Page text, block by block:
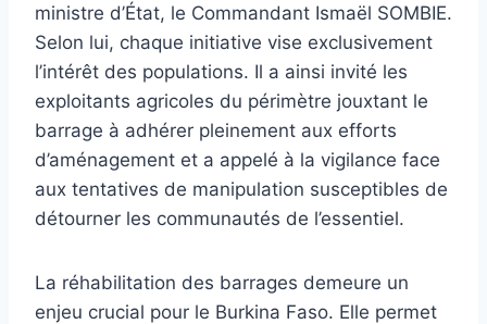
ministre d’État, le Commandant Ismaël SOMBIE.
Selon lui, chaque initiative vise exclusivement
l’intérêt des populations. Il a ainsi invité les
exploitants agricoles du périmètre jouxtant le
barrage à adhérer pleinement aux efforts
d’aménagement et a appelé à la vigilance face
aux tentatives de manipulation susceptibles de
détourner les communautés de l’essentiel.
La réhabilitation des barrages demeure un
enjeu crucial pour le Burkina Faso. Elle permet